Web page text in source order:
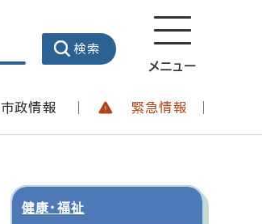
メニュー
市政情報 緊急情報
健康・福祉